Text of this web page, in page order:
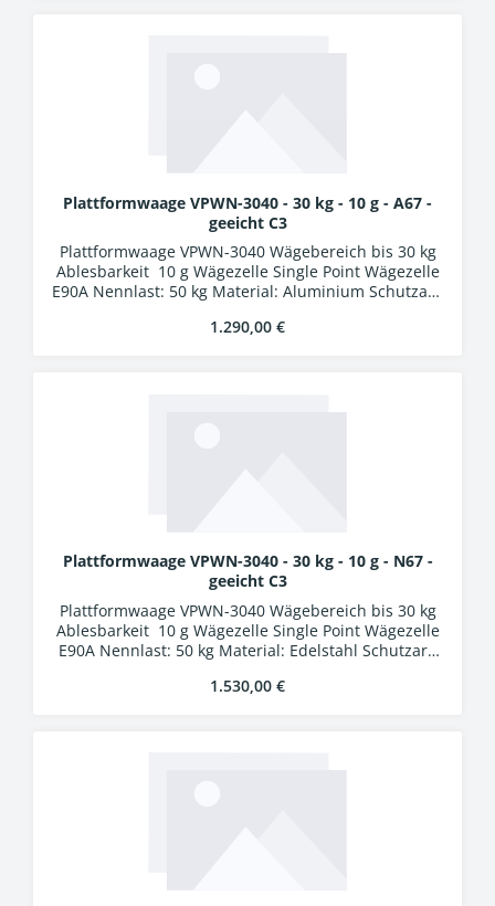
Plattformwaage VPWN-3040 - 30 kg - 10 g - A67 -
geeicht C3
Plattformwaage VPWN-3040 Wägebereich bis 30 kg
Ablesbarkeit 10 g Wägezelle Single Point Wägezelle
E90A Nennlast: 50 kg Material: Aluminium Schutzart:
Schutzart IP54 LCD-Display, Ziffernhöhe 25 mm 24
Regulärer Preis:
1.290,00 €
Plattformwaage VPWN-3040 - 30 kg - 10 g - N67 -
geeicht C3
Plattformwaage VPWN-3040 Wägebereich bis 30 kg
Ablesbarkeit 10 g Wägezelle Single Point Wägezelle
E90A Nennlast: 50 kg Material: Edelstahl Schutzart:
Schutzart IP54 LCD-Display, Ziffernhöhe 25 mm 24
Regulärer Preis:
1.530,00 €